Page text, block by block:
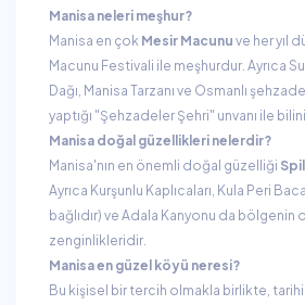
Manisa neleri meşhur?
Manisa en çok Mesir Macunu ve her yıl
Macunu Festivali ile meşhurdur. Ayrıca
Dağı, Manisa Tarzanı ve Osmanlı
yaptığı "Şehzadeler Şehri" unvanı ile
Manisa doğal güzellikleri nelerdir?
Manisa'nın en önemli doğal güzelliği
Ayrıca Kurşunlu Kaplıcaları, Kula Peri
bağlıdır) ve Adala Kanyonu da bölgenin
zenginlikleridir.
Manisa en güzel köyü neresi?
Bu kişisel bir tercih olmakla birlikte,